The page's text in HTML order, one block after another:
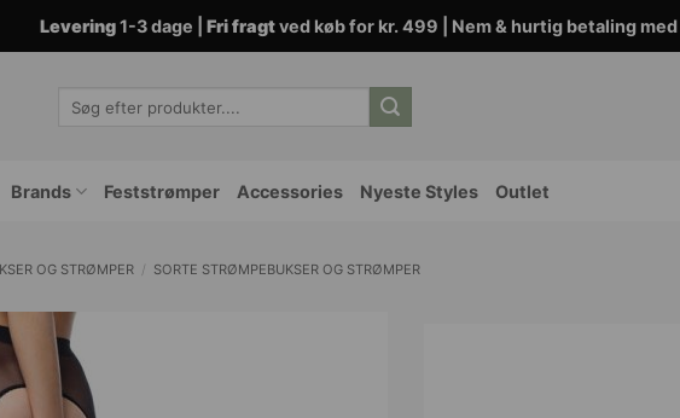
Levering1-3 dage | Fri fragtved køb for kr. 499 | Nem & hurtig betaling med
efter:
Brands Feststrømper Accessories Nyeste Styles Outlet
OG STRØMPER / SORTE STRØMPEBUKSER OG STRØMPER